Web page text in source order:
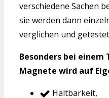
verschiedene Sachen
sie werden dann
verglichen und
Besonders bei einem
Magnete wird auf
Haltbarkeit,